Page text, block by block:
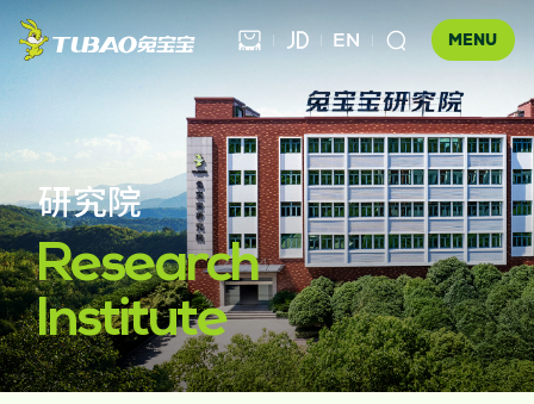
MENU
  EN 
健康饰材 
板材
科技木
胶粘材料
健康家居 
全屋定制
UNICO
公司介绍
企业文化
发展历程
门店查询
研究院
Research
Institute